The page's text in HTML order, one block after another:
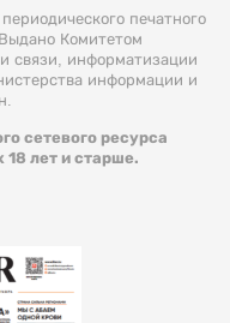
печатного
Комитетом
связи, информатизации
информации и
сетевого ресурса
18 лет и старше.